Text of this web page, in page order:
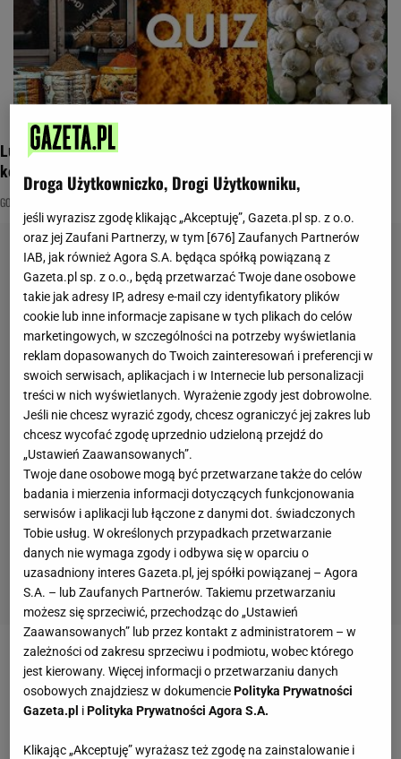
Lubisz gotować? Rozwiąż kulinarny quiz na literę c i zgarnij
komplet
GOTOWANIE
Droga Użytkowniczko, Drogi Użytkowniku,
jeśli wyrazisz zgodę klikając „Akceptuję”, Gazeta.pl sp. z o.o.
oraz jej Zaufani Partnerzy, w tym [ 676 ] Zaufanych Partnerów
IAB, jak również Agora S.A. będąca spółką powiązaną z
Gazeta.pl sp. z o.o., będą przetwarzać Twoje dane osobowe
takie jak adresy IP, adresy e-mail czy identyfikatory plików
cookie lub inne informacje zapisane w tych plikach do celów
marketingowych, w szczególności na potrzeby wyświetlania
reklam dopasowanych do Twoich zainteresowań i preferencji w
swoich serwisach, aplikacjach i w Internecie lub personalizacji
treści w nich wyświetlanych. Wyrażenie zgody jest dobrowolne.
Jeśli nie chcesz wyrazić zgody, chcesz ograniczyć jej zakres lub
chcesz wycofać zgodę uprzednio udzieloną przejdź do
„Ustawień Zaawansowanych”.
Twoje dane osobowe mogą być przetwarzane także do celów
badania i mierzenia informacji dotyczących funkcjonowania
serwisów i aplikacji lub łączone z danymi dot. świadczonych
Tobie usług. W określonych przypadkach przetwarzanie
danych nie wymaga zgody i odbywa się w oparciu o
uzasadniony interes Gazeta.pl, jej spółki powiązanej – Agora
S.A. – lub Zaufanych Partnerów. Takiemu przetwarzaniu
możesz się sprzeciwić, przechodząc do „Ustawień
Zaawansowanych” lub przez kontakt z administratorem – w
zależności od zakresu sprzeciwu i podmiotu, wobec którego
jest kierowany. Więcej informacji o przetwarzaniu danych
osobowych znajdziesz w dokumencie Polityka Prywatności
Gazeta.pl i Polityka Prywatności Agora S.A.
Klikając „Akceptuję” wyrażasz też zgodę na zainstalowanie i